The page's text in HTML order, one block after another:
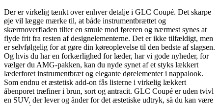
Der er virkelig tænkt over enhver detalje i GLC Coupé. Det skarpe
øje vil lægge mærke til, at både instrumentbrættet og
skærmoverfladen tilter en smule mod føreren og nærmest synes at
flyde frit fra resten af designelementerne. Det er ikke tilfældigt, men
er selvfølgelig for at gøre din køreoplevelse til den bedste af slagsen.
Og hvis du har en forkærlighed for læder, har vi gode nyheder, for
vælger du AMG-pakken, kan du nyde synet af et styks lækkert
læderforet instrumentbræt og elegante dørelementer i nappalook.
Som endnu et æstetisk add-on fås listerne i virkelig lækkert
åbenporet træfiner i brun, sort og antracit. GLC Coupé er uden tvivl
en SUV, der lever og ånder for det æstetiske udtryk, så du kan være